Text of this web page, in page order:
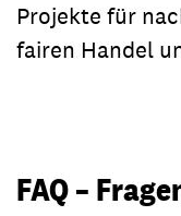
Projekte für
fairen Handel
FAQ –